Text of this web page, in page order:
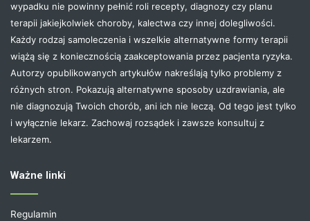
wypadku nie powinny pełnić roli recepty, diagnozy czy planu
terapii jakiejkolwiek choroby, kalectwa czy innej dolegliwości.
Każdy rodzaj samoleczenia i wszelkie alternatywne formy terapii
wiążą się z koniecznością zaakceptowania przez pacjenta ryzyka.
Autorzy opublikowanych artykułów nakreślają tylko problemy z
różnych stron. Pokazują alternatywne sposoby uzdrawiania, ale
nie diagnozują Twoich chorób, ani ich nie leczą. Od tego jest tylko
i wyłącznie lekarz. Zachowaj rozsądek i zawsze konsultuj z
lekarzem.
Ważne linki
Regulamin